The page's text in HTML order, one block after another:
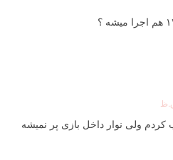
ولی نوار داخل بازی پر نمیشه